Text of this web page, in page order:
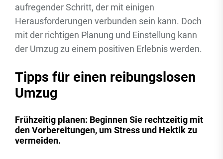
aufregender Schritt, der mit einigen
Herausforderungen verbunden sein kann. Doch
mit der richtigen Planung und Einstellung kann
der Umzug zu einem positiven Erlebnis werden.
Tipps für einen reibungslosen
Umzug
Frühzeitig planen: Beginnen Sie rechtzeitig mit
den Vorbereitungen, um Stress und Hektik zu
vermeiden.